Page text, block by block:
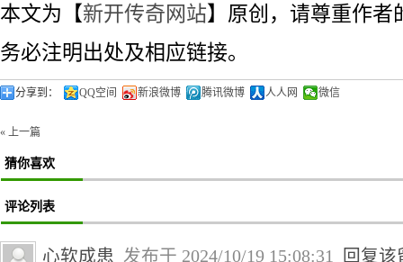
本文为【新开传奇网站】原创，请尊重作者
务必注明出处及相应链接。
分享到： QQ空间 新浪微博 腾讯微博 人人网 微信
« 上一篇
猜你喜欢
评论列表
心软成患 发布于 2024/10/19 15:08:31 回复该